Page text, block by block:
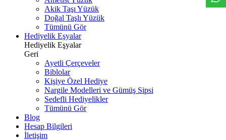
Akik Taşı Yüzük
Doğal Taşlı Yüzük
Tümünü Gör
Hediyelik Eşyalar
Hediyelik Eşyalar
Geri
Ayetli Çerçeveler
Biblolar
Kişiye Özel Hediye
Nargile Modelleri ve Gümüş Sipsi
Sedefli Hediyelikler
Tümünü Gör
Blog
Hesap Bilgileri
İletişim